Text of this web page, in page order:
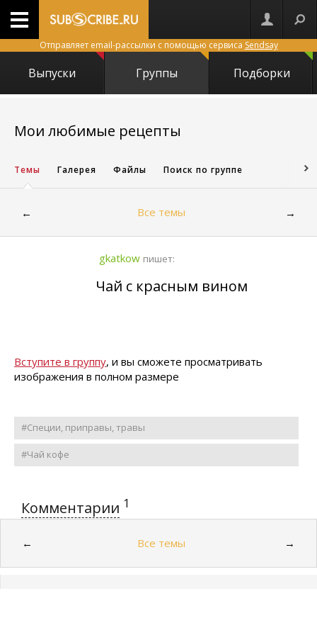
Отправляет email-рассылки с помощью сервиса Sendsay
Выпуски Группы Подборки
Мои любимые рецепты
Темы Галерея Файлы Поиск по группе
← Все темы →
gkatkow пишет:
Чай с красным вином
Вступите в группу, и вы сможете просматривать
изображения в полном размере
#Специи, приправы, травы
#Чай кофе
Комментарии 1
← Все темы →